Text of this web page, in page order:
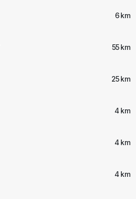
6 km
55 km
25 km
4 km
4 km
4 km